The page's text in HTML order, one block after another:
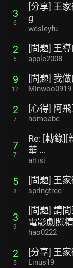
3
6
[分享] 王
g
wesleyfu
2
6
[問題] 王
apple2008
9
12
[問題] 我
Minwoo0919
2
7
[心得] 阿
homoabc
7
7
Re: [轉錄][
華 …
artisi
5
8
[問題] 王
springtree
3
9
[問題] 請
電影劇照
hao0222
2
5
[分享] 王
Linus19